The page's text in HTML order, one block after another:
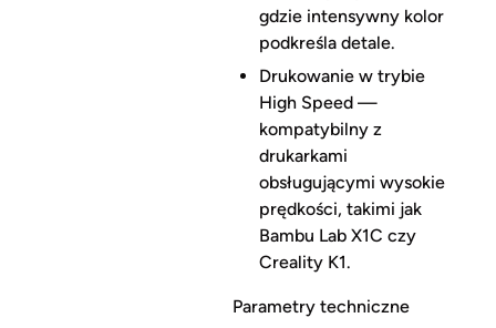
gdzie intensywny kolor
podkreśla detale.
Drukowanie w trybie
High Speed —
kompatybilny z
drukarkami
obsługującymi wysokie
prędkości, takimi jak
Bambu Lab X1C czy
Creality K1.
Parametry techniczne